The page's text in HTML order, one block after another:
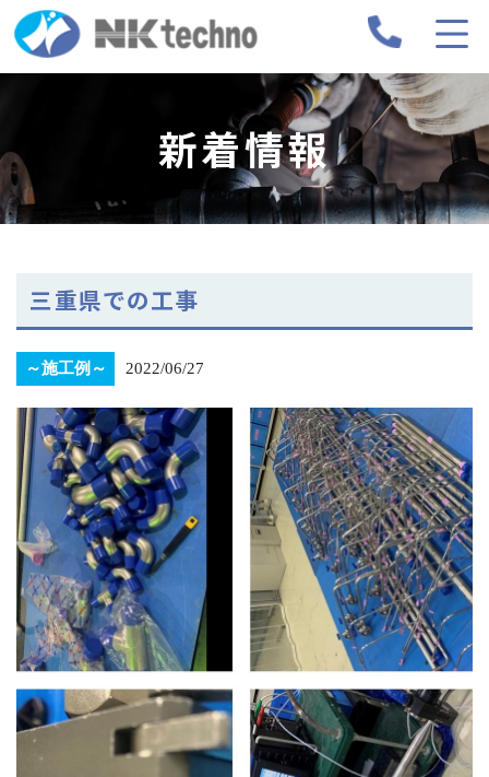
新着情報
三重県での工事
～施工例～ 2022/06/27